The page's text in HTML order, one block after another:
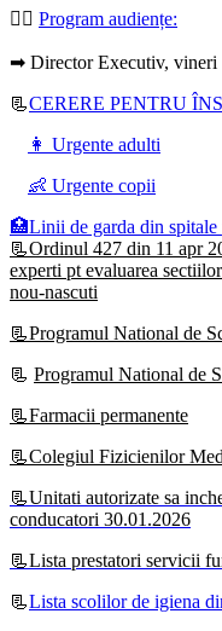
👩‍⚕️ Program audiențe:
➡ Director Executiv, vineri
📃CERERE PENTRU
👩 Urgente adulti
👶 Urgente copii
🏥Linii de garda din spitale
📃Ordinul 427 din 11 apr
experti pt evaluarea
nou-nascuti
📃Programul National de
📃 Programul National de
📃Farmacii permanente
📃Colegiul Fizicienilor
📃Unitati autorizate sa
conducatori 30.01.2026
📃Lista prestatori servicii
📃Lista scolilor de igiena